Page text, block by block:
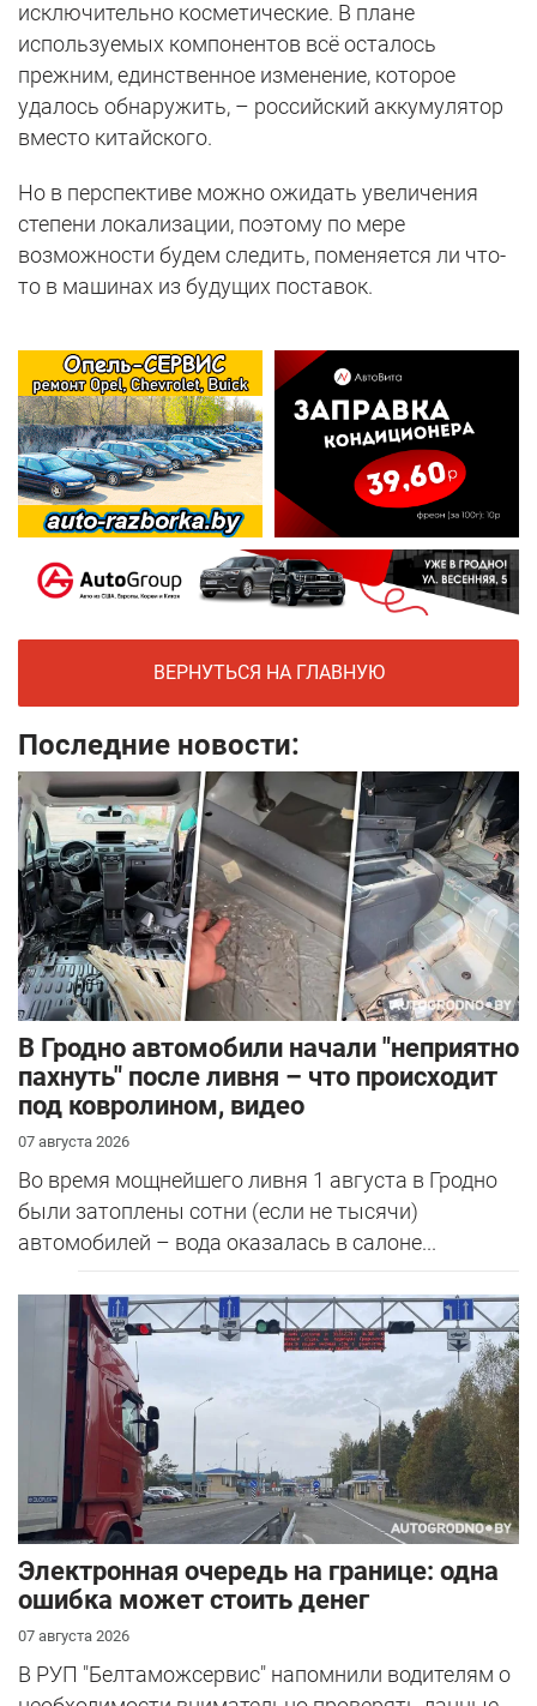
исключительно косметические. В плане
используемых компонентов всё осталось
прежним, единственное изменение, которое
удалось обнаружить, – российский аккумулятор
вместо китайского.
Но в перспективе можно ожидать увеличения
степени локализации, поэтому по мере
возможности будем следить, поменяется ли что-
то в машинах из будущих поставок.
ВЕРНУТЬСЯ НА ГЛАВНУЮ
Последние новости:
В Гродно автомобили начали "неприятно
пахнуть" после ливня – что происходит
под ковролином, видео
07 августа 2026
Во время мощнейшего ливня 1 августа в Гродно
были затоплены сотни (если не тысячи)
автомобилей – вода оказалась в салоне...
Электронная очередь на границе: одна
ошибка может стоить денег
07 августа 2026
В РУП "Белтаможсервис" напомнили водителям о